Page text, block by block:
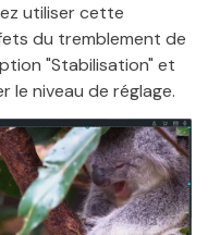
utiliser cette
du tremblement de
"Stabilisation" et
le niveau de réglage.